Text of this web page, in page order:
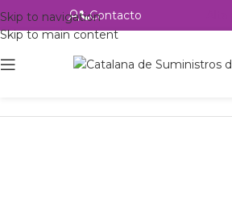
Skip to navigation
Skip to main content
Contacto